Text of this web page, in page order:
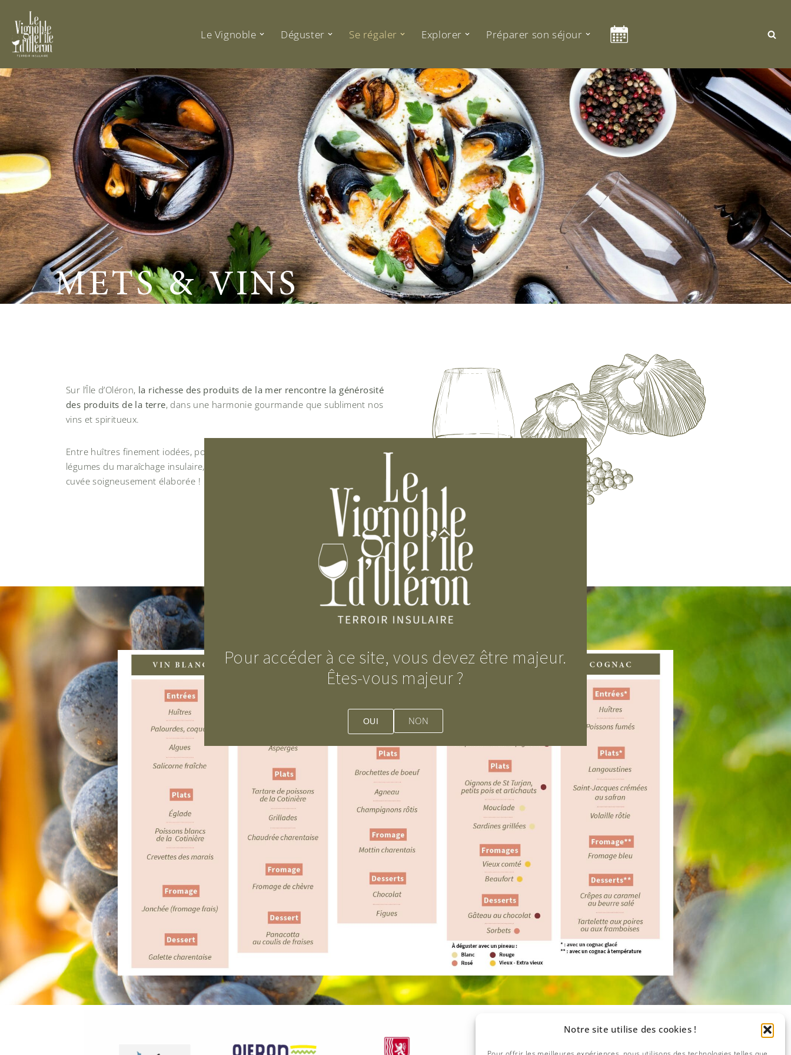
Notre site utilise des cookies !
Aller
au
Le Vignoble Déguster Se régaler Explorer Préparer son séjour
METS & VINS
Sur l’Île d’Oléron, la richesse des produits de la mer rencontre la générosité
des produits de la terre, dans une harmonie gourmande que subliment nos
vins et spiritueux.
Entre huîtres finement iodées, poissons fraîchement pêchés, viandes locales et
légumes du maraîchage insulaire, chaque bouchée trouve son écho dans une
cuvée soigneusement élaborée !
UN VOYAGE GUSTATIF EN 5 ÉTAPES
Pour accéder à ce site, vous devez être majeur.
Êtes-vous majeur ?
OUI NON